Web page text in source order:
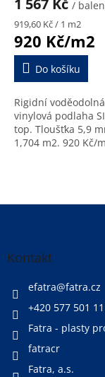
/
Měrná
cena:
919,60 Kč / 1 m2
920 Kč/m2
Do košíku
Rigidní
vinylová podlaha
top. Tloušťka 5,9
1,704 m2. 920 Kč/
Z
Kontakt
efatra@fatra.cz
+420 577 501
Fatra - plasty
fatracr
Fatra, a.s.